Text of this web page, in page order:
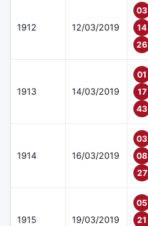
1912 12/03/2019
03
14
26
1913 14/03/2019
01
17
43
1914 16/03/2019
03
08
27
1915 19/03/2019
05
21